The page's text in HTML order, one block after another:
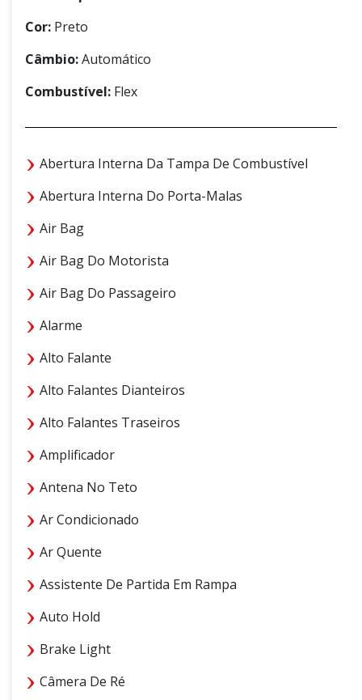
Cor: Preto
Câmbio:Automático
Combustível: Flex
Abertura Interna Da Tampa De Combustível
Abertura Interna Do Porta-Malas
Air Bag
Air Bag Do Motorista
Air Bag Do Passageiro
Alarme
Alto Falante
Alto Falantes Dianteiros
Alto Falantes Traseiros
Amplificador
Antena No Teto
Ar Condicionado
Ar Quente
Assistente De Partida Em Rampa
Auto Hold
Brake Light
Câmera De Ré